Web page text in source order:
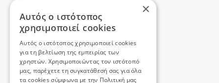
Ασφάλεια Συναλλαγών
Προσωπικά Δεδομένα
Όροι Χρήσης
×
Αυτός ο ιστότοπος
χρησιμοποιεί cookies
Αυτός ο ιστότοπος χρησιμοποιεί cookies
για τη βελτίωση της εμπειρίας των
χρηστών. Χρησιμοποιώντας τον ιστότοπό
μας, παρέχετε τη συγκατάθεσή σας για όλα
τα cookies σύμφωνα με την Πολιτική μας